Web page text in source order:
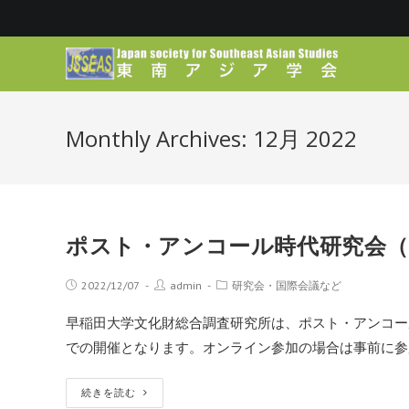
Monthly Archives: 12月 2022
ポスト・アンコール時代研究会
2022/12/07 admin 研究会・国際会議など
早稲田大学文化財総合調査研究所は、ポスト・アンコ
での開催となります。オンライン参加の場合は事前に
続きを読む